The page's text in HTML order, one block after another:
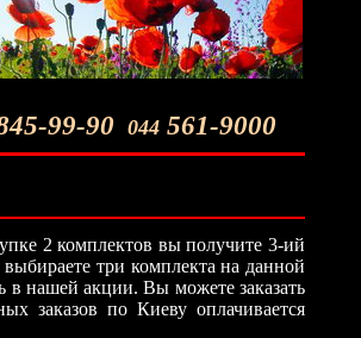
99-90 044 561-9000
2 комплектов вы получите 3-ий
три комплекта на данной
в нашей акции. Вы можете заказать
заказов по Киеву оплачивается